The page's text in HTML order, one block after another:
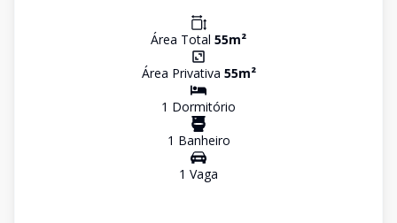
Área Total 55m²
Área Privativa 55m²
1 Dormitório
1 Banheiro
1 Vaga